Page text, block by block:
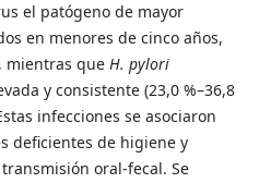
el patógeno de mayor
en menores de cinco años,
mientras que H. pylori
y consistente (23,0 %–36,8
infecciones se asociaron
deficientes de higiene y
oral-fecal. Se